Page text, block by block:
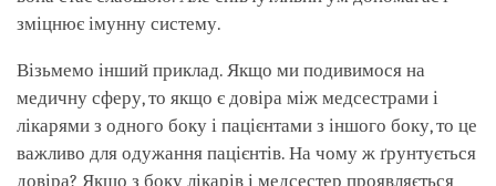
зміцнює імунну систему.
Візьмемо інший приклад. Якщо ми подивимося на
медичну сферу, то якщо є довіра між медсестрами і
лікарями з одного боку і пацієнтами з іншого боку, то це
важливо для одужання пацієнтів. На чому ж ґрунтується
довіра? Якщо з боку лікарів і медсестер проявляється